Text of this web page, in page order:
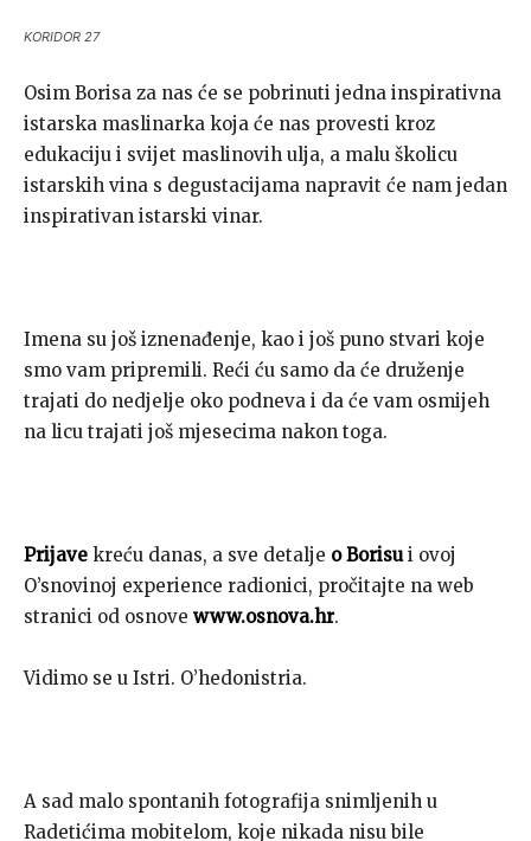
KORIDOR 27
Osim Borisa za nas će se pobrinuti jedna inspirativna
istarska maslinarka koja će nas provesti kroz
edukaciju i svijet maslinovih ulja, a malu školicu
istarskih vina s degustacijama napravit će nam jedan
inspirativan istarski vinar.
Imena su još iznenađenje, kao i još puno stvari koje
smo vam pripremili. Reći ću samo da će druženje
trajati do nedjelje oko podneva i da će vam osmijeh
na licu trajati još mjesecima nakon toga.
Prijave kreću danas, a sve detalje o Borisui ovoj
O’snovinoj experience radionici, pročitajte na web
stranici od osnove www.osnova.hr.
Vidimo se u Istri. O’hedonistria.
A sad malo spontanih fotografija snimljenih u
Radetićima mobitelom, koje nikada nisu bile